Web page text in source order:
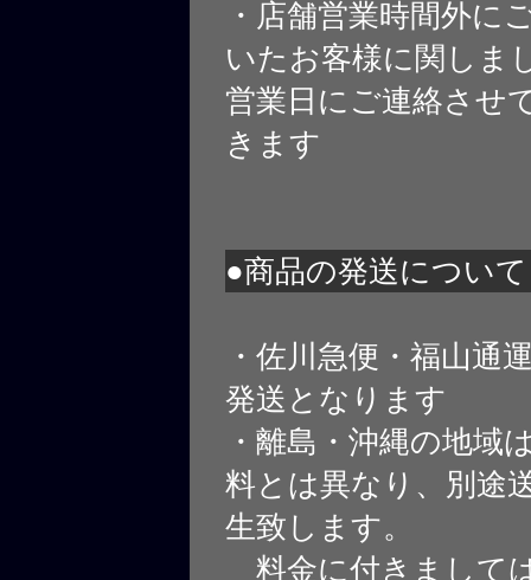
・店舗営業時間外に
いたお客様に関しま
営業日にご連絡させ
きます
●商品の発送について
・佐川急便・福山通
発送となります
・離島・沖縄の地域
料とは異なり、別途
生致します。
料金に付きまして